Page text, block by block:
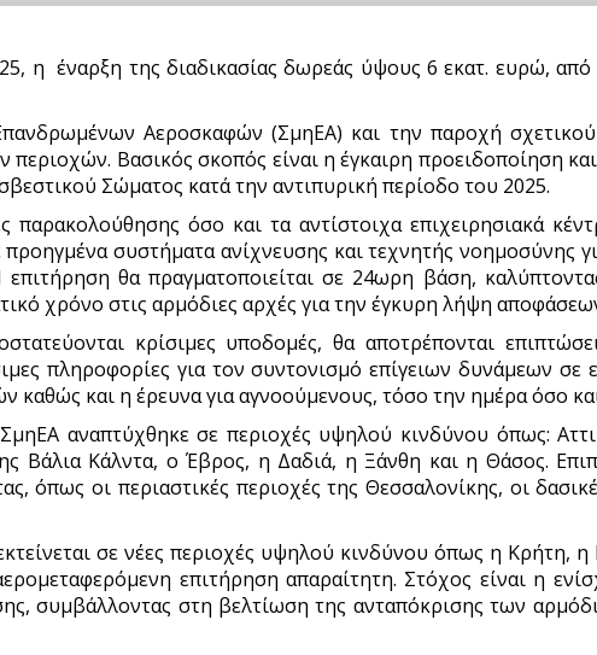
η έναρξη της διαδικασίας δωρεάς ύψους 6 εκατ. ευρώ,
Αεροσκαφών (ΣμηΕΑ) και την παροχή σχετικού
περιοχών. Βασικός σκοπός είναι η έγκαιρη προειδοποίηση
Σώματος κατά την αντιπυρική περίοδο του 2025.
όσο και τα αντίστοιχα επιχειρησιακά
προηγμένα συστήματα ανίχνευσης και τεχνητής νοημοσύνης
θα πραγματοποιείται σε 24ωρη βάση,
χρόνο στις αρμόδιες αρχές για την έγκυρη λήψη
κρίσιμες υποδομές, θα αποτρέπονται
πληροφορίες για τον συντονισμό επίγειων δυνάμεων σε
καθώς και η έρευνα για αγνοούμενους, τόσο την ημέρα όσο
αναπτύχθηκε σε περιοχές υψηλού κινδύνου όπως:
Βάλια Κάλντα, ο Έβρος, η Δαδιά, η Ξάνθη και η Θάσος.
όπως οι περιαστικές περιοχές της Θεσσαλονίκης, οι
σε νέες περιοχές υψηλού κινδύνου όπως η Κρήτη,
επιτήρηση απαραίτητη. Στόχος είναι η
συμβάλλοντας στη βελτίωση της ανταπόκρισης των